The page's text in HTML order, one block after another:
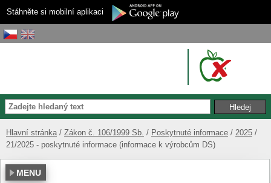
Stáhněte si mobilní aplikaci
Hlavní stránka Zákon č. 106/1999 Sb. Poskytnuté informace
2025
21/2025 - poskytnuté informace (informace k výrobcům DS)
MENU